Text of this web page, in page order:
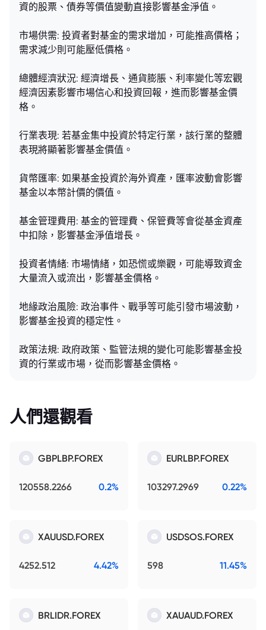
資的股票、債券等價值變動直接影響基金淨值。
市場供需: 投資者對基金的需求增加，可能推高價格；
需求減少則可能壓低價格。
總體經濟狀況: 經濟增長、通貨膨脹、利率變化等宏觀
經濟因素影響市場信心和投資回報，進而影響基金價
格。
行業表現: 若基金集中投資於特定行業，該行業的整體
表現將顯著影響基金價值。
貨幣匯率: 如果基金投資於海外資產，匯率波動會影響
基金以本幣計價的價值。
基金管理費用: 基金的管理費、保管費等會從基金資產
中扣除，影響基金淨值增長。
投資者情緒: 市場情緒，如恐慌或樂觀，可能導致資金
大量流入或流出，影響基金價格。
地緣政治風險: 政治事件、戰爭等可能引發市場波動，
影響基金投資的穩定性。
政策法規: 政府政策、監管法規的變化可能影響基金投
資的行業或市場，從而影響基金價格。
人們還觀看
GBPLBP.FOREX
120558.2266 0.2%
EURLBP.FOREX
103297.2969 0.22%
XAUUSD.FOREX
4252.512 4.42%
USDSOS.FOREX
598 11.45%
BRLIDR.FOREX XAUAUD.FOREX